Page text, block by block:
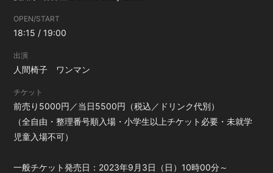
PHOTO
お問い合わせ
会員登録
OPEN/START
18:15 / 19:00
出演
人間椅子 ワンマン
チケット
前売り5000円／当日5500円（税込／ドリンク代別）
（全自由・整理番号順入場・小学生以上チケット必要・未就学
児童入場不可）
一般チケット発売日：2023年9月3日（日）10時00分～